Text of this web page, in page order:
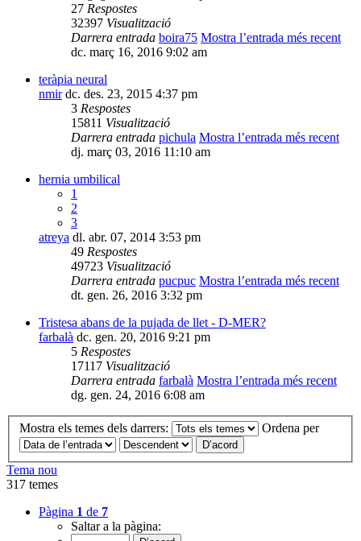
27 Respostes
32397 Visualització
Darrera entrada boira75 Mostra l’entrada més recent
dc. març 16, 2016 9:02 am
teràpia neural
nmir dc. des. 23, 2015 4:37 pm
3 Respostes
15811 Visualització
Darrera entrada pichula Mostra l’entrada més recent
dj. març 03, 2016 11:10 am
hernia umbilical
1
2
3
atreya dl. abr. 07, 2014 3:53 pm
49 Respostes
49723 Visualització
Darrera entrada pucpuc Mostra l’entrada més recent
dt. gen. 26, 2016 3:32 pm
Tristesa abans de la pujada de llet - D-MER?
farbalà dc. gen. 20, 2016 9:21 pm
5 Respostes
17117 Visualització
Darrera entrada farbalà Mostra l’entrada més recent
dg. gen. 24, 2016 6:08 am
Mostra els temes dels darrers: Ordena per
Tema nou
317 temes
Pàgina 1 de 7
Saltar a la pàgina: